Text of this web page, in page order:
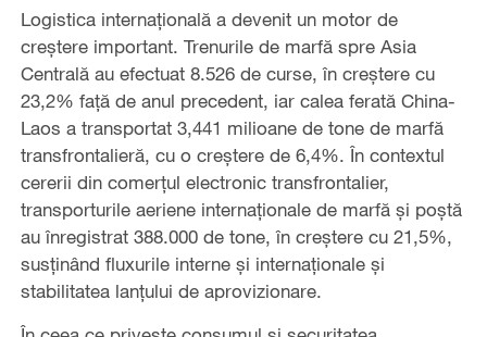
Logistica internațională a devenit un motor de
creștere important. Trenurile de marfă spre Asia
Centrală au efectuat 8.526 de curse, în creștere cu
23,2% față de anul precedent, iar calea ferată China-
Laos a transportat 3,441 milioane de tone de marfă
transfrontalieră, cu o creștere de 6,4%. În contextul
cererii din comerțul electronic transfrontalier,
transporturile aeriene internaționale de marfă și poștă
au înregistrat 388.000 de tone, în creștere cu 21,5%,
susținând fluxurile interne și internaționale și
stabilitatea lanțului de aprovizionare.